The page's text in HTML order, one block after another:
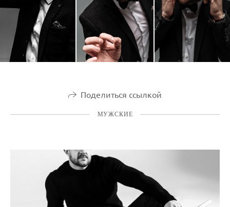
Поделиться ссылкой
МУЖСКИЕ